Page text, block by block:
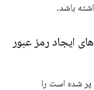
باشد.
ایجاد رمز عبور
پر شده است را